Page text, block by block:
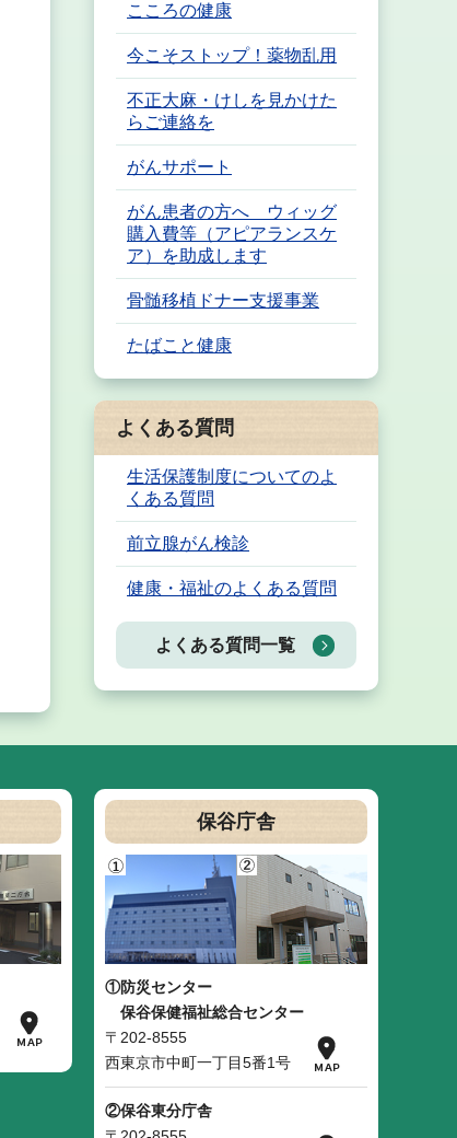
こころの健康
今こそストップ！薬物乱用
不正大麻・けしを見かけた
らご連絡を
がんサポート
がん患者の方へ ウィッグ
購入費等（アピアランスケ
ア）を助成します
骨髄移植ドナー支援事業
たばこと健康
よくある質問
生活保護制度についてのよ
くある質問
前立腺がん検診
健康・福祉のよくある質問
よくある質問一覧
保谷庁舎
①防災センター
保谷保健福祉総合センター
〒202-8555
西東京市中町一丁目5番1号
②保谷東分庁舎